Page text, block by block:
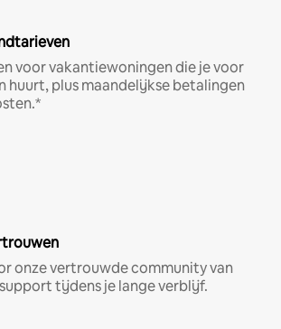
voor vakantiewoningen die je voor
huurt, plus maandelijkse betalingen
onze vertrouwde community van
tijdens je lange verblijf.